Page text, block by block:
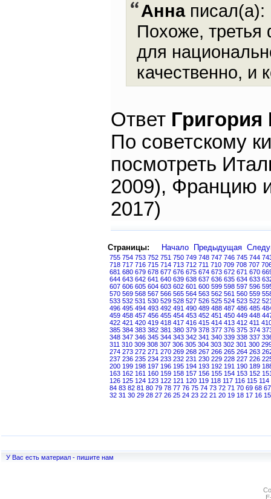
Аннаписал(а):
Похоже,
для
качественно, и
Ответ
По советскому
посмотреть
2009), Францию
2017)
Страницы: Начало Предыдущая
755 754 753 752 751 750 749 748 747 746 745 744
718 717 716 715 714 713 712 711 710 709 708 707
681 680 679 678 677 676 675 674 673 672 671 670
644 643 642 641 640 639 638 637 636 635 634 633
607 606 605 604 603 602 601 600 599 598 597 596
570 569 568 567 566 565 564 563 562 561 560 559
533 532 531 530 529 528 527 526 525 524 523 522
496 495 494 493 492 491 490 489 488 487 486 485
459 458 457 456 455 454 453 452 451 450 449 448
422 421 420 419 418 417 416 415 414 413 412 411
385 384 383 382 381 380 379 378 377 376 375 374
348 347 346 345 344 343 342 341 340 339 338 337
311 310 309 308 307 306 305 304 303 302 301 300
274 273 272 271 270 269 268 267 266 265 264 263
237 236 235 234 233 232 231 230 229 228 227 226
200 199 198 197 196 195 194 193 192 191 190 189
163 162 161 160 159 158 157 156 155 154 153 152
126 125 124 123 122 121 120 119 118 117 116 115 114
84 83 82 81 80 79 78 77 76 75 74 73 72 71 70 69 68 67
32 31 30 29 28 27 26 25 24 23 22 21 20 19 18 17 16 15
У Вас есть материал - пишите нам